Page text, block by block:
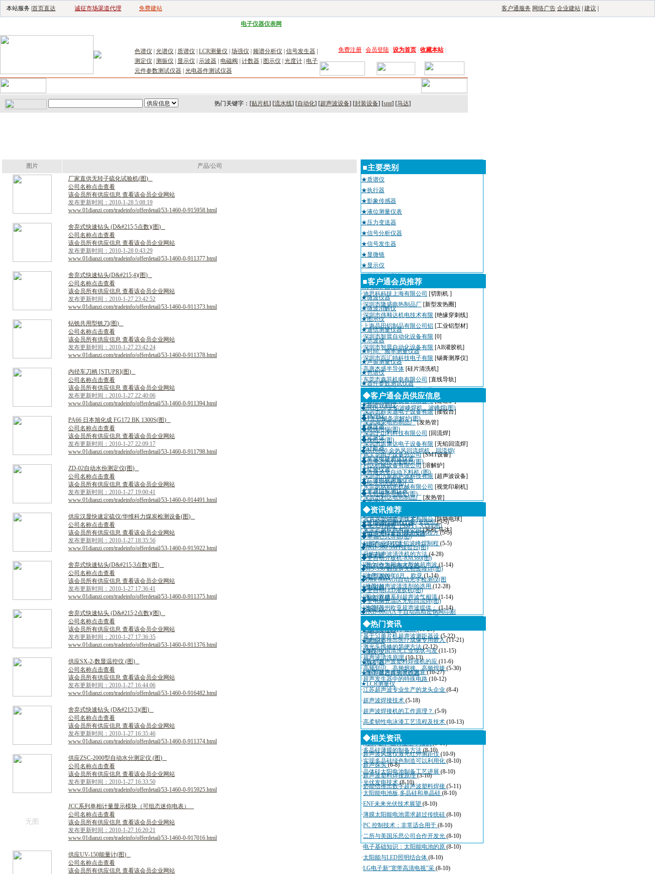
本站服务 | 首页直达 诚征市场渠道代理 免费建站 客户通服务 网络广告 企业建站 建议
电子仪器仪表网
色谱仪 光谱仪 质谱仪 LCR测量仪 场强仪 频谱分析仪 信号发生器
测定仪
测振仪 显示仪 示波器 电磁阀 计数器 图示仪 光度计
电子
元件参数测试仪器 光电器件测试仪器
免费注册 会员登陆 设为首页 收藏本站|
热门关键字：[贴片机] [流水线] [自动化] [超声波设备] [封装设备] [smt] [马达]
图片
产品/公司
厂家直供无转子硫化试验机(图)
公司名称点击查看
该会员所有供应信息 查看该会员企业网站
发布更新时间：2010-1-28 5:08:19
www.01dianzi.com/tradeinfo/offerdetail/53-1460-0-915958.html
舍弃式快速钻头 (D&#215;5点数)(图)
公司名称点击查看
该会员所有供应信息 查看该会员企业网站
发布更新时间：2010-1-28 0:43:29
www.01dianzi.com/tradeinfo/offerdetail/53-1460-0-911377.html
舍弃式快速钻头(D&#215;4)(图)
公司名称点击查看
该会员所有供应信息 查看该会员企业网站
发布更新时间：2010-1-27 23:42:52
www.01dianzi.com/tradeinfo/offerdetail/53-1460-0-911373.html
钻铣共用型铣刀(图)
公司名称点击查看
该会员所有供应信息 查看该会员企业网站
发布更新时间：2010-1-27 23:42:24
www.01dianzi.com/tradeinfo/offerdetail/53-1460-0-911378.html
内径车刀柄 [STUPR](图)
公司名称点击查看
该会员所有供应信息 查看该会员企业网站
发布更新时间：2010-1-27 22:40:06
www.01dianzi.com/tradeinfo/offerdetail/53-1460-0-911394.html
PA66 日 本旭化成 FG172 BK 1300S(图)
公司名称点击查看
该会员所有供应信息 查看该会员企业网站
发布更新时间：2010-1-27 22:09:17
www.01dianzi.com/tradeinfo/offerdetail/53-1460-0-911798.html
ZD-02自动水份测 定仪(图)
公司名称点击查看
该会员所有供应信息 查看该会员企业网站
发布更新时间：2010-1-27 19:00:41
www.01dianzi.com/tradeinfo/offerdetail/53-1460-0-914491.html
供应汉显快速定硫仪/华维科力煤炭检测设备(图)
公司名称点击查看
该会员所有供应信息 查看该会员企业网站
发布更新时间：2010-1-27 18:35:56
www.01dianzi.com/tradeinfo/offerdetail/53-1460-0-915922.html
舍弃式快速钻头(D&#215;3点数)(图)
公司名称点击查看
该会员所有供应信息 查看该会员企业网站
发布更新时间：2010-1-27 17:36:41
www.01dianzi.com/tradeinfo/offerdetail/53-1460-0-911375.html
舍弃式快速钻头 (D&#215;2点数)(图)
公司名称点击查看
该会员所有供应信息 查看该会员企业网站
发布更新时间：2010-1-27 17:36:35
www.01dianzi.com/tradeinfo/offerdetail/53-1460-0-911376.html
供应SX-2-数显温控仪 (图)
公司名称点击查看
该会员所有供应信息 查看该会员企业网站
发布更新时间：2010-1-27 16:44:06
www.01dianzi.com/tradeinfo/offerdetail/53-1460-0-916482.html
舍弃式快速钻头 (D&#215;3)(图)
公司名称点击查看
该会员所有供应信息 查看该会员企业网站
发布更新时间：2010-1-27 16:35:46
www.01dianzi.com/tradeinfo/offerdetail/53-1460-0-911374.html
供应ZSC-2000型自动水分测 定仪 (图)
公司名称点击查看
该会员所有供应信息 查看该会员企业网站
发布更新时间：2010-1-27 16:33:50
www.01dianzi.com/tradeinfo/offerdetail/53-1460-0-915925.html
无图
JCC系列 单相计量显示模块 （可组态迷你电表）
公司名称点击查看
该会员所有供应信息 查看该会员企业网站
发布更新时间：2010-1-27 16:20:21
www.01dianzi.com/tradeinfo/offerdetail/53-1460-0-917016.html
供应UV-150能量计(图)
公司名称点击查看
该会员所有供应信息 查看该会员企业网站
■主要类别
★质谱仪
★执行器
★影象传感器
★液位测量仪表
★压力变送器
★信号分析仪器
★信号发生器
★显微镜
★显示仪
★无损伤检测仪
★污泥界面检测
★微波仪器
★微波消解仪
★图示仪
★通信测量仪器
★示波器
★时间、频率测量仪器
★声振测量仪器
★色谱仪
★器件参数测试仪器
★其他未分类
★频谱分析仪
★脉冲仪
★减压器
★记录仪
★计数器
★集成电路测试仪器
★红外仪器
★广播电视测量仪器
★光通信检测仪表
★光谱仪
★光度计
★光电器件测试仪器
★电子元件参数测试仪器
★电子光学仪器
★电子称
★电真空器件测试仪器
★电导率仪
★电磁阀
★触控产品
★场强仪
★场强干扰测试仪器
★差压变送器
★测振仪
★测定仪
★保护器
★半导体器件测试仪器
★LCR测量仪
■客户通会员推荐
·迪思科科技上海有限公司 [切割机 ]
·深圳市隆盛电热制品厂 [新型发热圈]
·深圳市伟顺达机电技术有限 [绝缘穿刺线]
·上海晶田铝制品有限公司铝 [工业铝型材]
·深圳市智晨自动化设备有限 [0]
·深圳市智晨自动化设备有限 [AB灌胶机]
·深圳市百汇特科技电子有限 [锡膏测厚仪]
·高唐杰盛半导体 [硅片清洗机]
·东莞市鑫菲机电有限公司 [直线导轨]
深圳市瑞天宇科技有限公司
[AOI]
·深圳粤城工业设备有限公司 [隧道炉]
·深圳市科美通电子设备有限 [接驳台]
·深圳海荣电热制品厂 [发热管]
·深圳千山利科技有限公司 [回流焊]
·深圳市吉康达电子设备有限 [无铅回流焊]
·新宝华电子设备分公司 [SMT设备]
·利达机械设备有限公司 [溶解炉]
·深圳市洁泰超声波科技有限 [超声波设备]
·东莞凯格精密机械有限公司 [视觉印刷机]
·深圳市利达电热制品厂 [发热管]
·深圳市迈瑞自动化设备有限
·北京兴华特电子技术有限公 [防静电球]
·东莞三越机电有限公司 [风机,马达]
◆客户通会员供应信息
◆JKD-350无铅波峰焊机，波峰焊(图)
◆1无铅锡条溶解炉(图)
◆铸铁坩锅(图)
◆抹机水(图)
◆JKD-860 全热风回流焊机，回流焊(
◆吉康达系列接驳台(图)
◆吉康达全自动下料机 (图)
◆喷水切割机(图)
◆无铅锡条溶解炉(图)
◆锡炉(图)
◆免洗助焊剂F830(图)
◆免洗焊锡膏（SMT）S350(图)
◆单轴心式导轨(图)
◆JKD-360 SMT接驳台(图)
◆全自动分板机-RM380(图)
◆MS-350 触摸屏无铅波峰焊(图)
◆Otek 600AOI自动光学检测仪(图
◆全自动LED灌胶机(图)
◆全电脑五温区无铅回流焊(图)
◆JKD-600AA 半自动高精密钢网印刷
◆资讯推荐
·SMT实验室制程方案(桌面型(5-5)
·中小型电子厂THT无铅制程方(5-5)
·短脚作业THT无铅波峰焊制程 (5-5)
·采购超声波清洗机的方法(4-28)
·[图文]作为国内大型的超声波(1-14)
·[注意]2006年6月，欧亚(1-14)
·[推荐]超声波清洗剂的选用 (12-28)
·[图文]双槽系列超声波气相清(1-14)
·[推荐]苏州欧亚超声波提供：(1-14)
超声波诊断仪国际招标10月看
·适量辐射有利于健康(11-20)
·德州仪器推出医疗成像专用嵌入 (11-21)
·[推荐]中国清洗工业现状与发(11-15)
·[图文]超声波塑料焊接机的应 (11-6)
·[推荐]超声波功率的测算(10-27)
◆热门资讯
·基于51单片机超声波测距器设 (5-22)
·激光头维修的简便方法(2-12)
·超声波清洗原理(10-13)
·高频知识、高频熔接、高频焊接 (5-30)
·超声发生器中的特殊电路 (10-12)
·江苏超声波专业生产的龙头企业 (8-4)
·超声波焊接技术 (5-18)
·超声波焊接机的工作原理？ (5-9)
·高柔韧性电泳漆工艺流程及技术 (10-13)
技术规格书
(4-3)
·[注意]超声波行业基本知识(5-16)
·超声波风速仪激光红外测距仪 (10-9)
·超声探头(6-8)
·超声波塑料焊接原理(3-10)
·必能信推出数字超声波塑料焊接 (5-11)
◆相关资讯
·多晶硅薄膜的制备方法(8-10)
·实现多晶硅绿色制造可以利用化 (8-10)
·晶体硅太阳电池制备工艺进展 (8-10)
·光伏发电技术(8-10)
·太阳能电池板,多晶硅和单晶硅 (8-10)
·ENF未来光伏技术展望 (8-10)
·薄膜太阳能电池需求超过传统硅 (8-10)
·PC 控制技术：非常适合用于 (8-10)
·二所与美国乐思公司合作开发光 (8-10)
·电子基础知识：太阳能电池的原 (8-10)
·太阳能与LED照明结合体 (8-10)
·LG电子新“宽带高清电视”采 (8-10)